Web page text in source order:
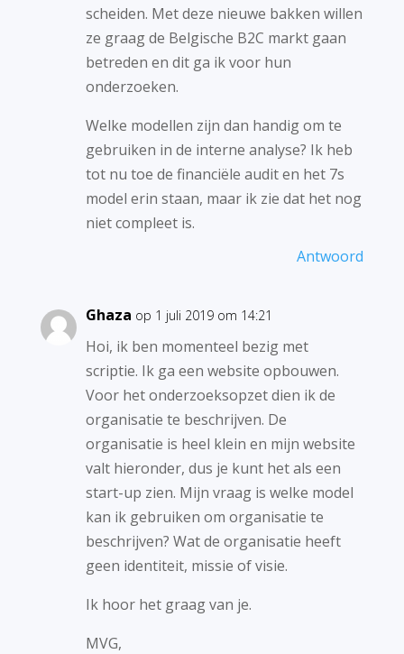
scheiden. Met deze nieuwe bakken willen
ze graag de Belgische B2C markt gaan
betreden en dit ga ik voor hun
onderzoeken.
Welke modellen zijn dan handig om te
gebruiken in de interne analyse? Ik heb
tot nu toe de financiële audit en het 7s
model erin staan, maar ik zie dat het nog
niet compleet is.
Antwoord
Ghaza op 1 juli 2019 om 14:21
Hoi, ik ben momenteel bezig met
scriptie. Ik ga een website opbouwen.
Voor het onderzoeksopzet dien ik de
organisatie te beschrijven. De
organisatie is heel klein en mijn website
valt hieronder, dus je kunt het als een
start-up zien. Mijn vraag is welke model
kan ik gebruiken om organisatie te
beschrijven? Wat de organisatie heeft
geen identiteit, missie of visie.
Ik hoor het graag van je.
MVG,